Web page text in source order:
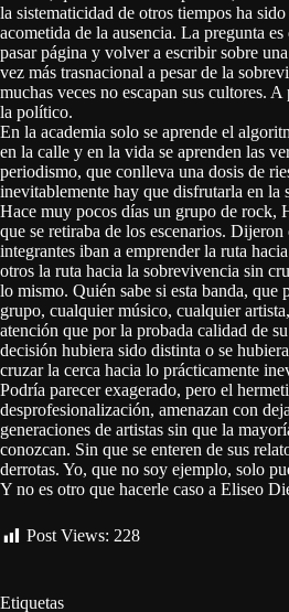
la sistematicidad de otros tiempos ha
acometida de la ausencia. La pregunta es
pasar página y volver a escribir sobre
vez más trasnacional a pesar de la
muchas veces no escapan sus cultores. A
la político.
En la academia solo se aprende el
en la calle y en la vida se aprenden las
periodismo, que conlleva una dosis de
inevitablemente hay que disfrutarla en la
Hace muy pocos días un grupo de rock,
que se retiraba de los escenarios. Dijeron
integrantes iban a emprender la ruta
otros la ruta hacia la sobrevivencia sin
lo mismo. Quién sabe si esta banda, que
grupo, cualquier músico, cualquier
atención que por la probada calidad de
decisión hubiera sido distinta o se
cruzar la cerca hacia lo prácticamente
Podría parecer exagerado, pero el
desprofesionalización, amenazan con
generaciones de artistas sin que la
conozcan. Sin que se enteren de sus
derrotas. Yo, que no soy ejemplo, solo
Y no es otro que hacerle caso a Eliseo
Post Views: 228
Etiquetas